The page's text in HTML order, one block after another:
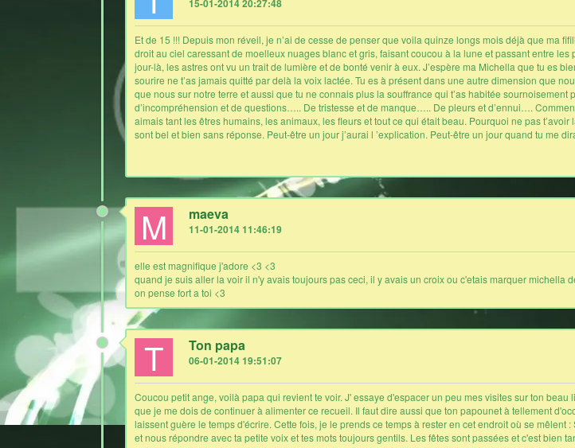
15-01-2014 20:27:48
Et de 15 !!! Depuis mon réveil, je n’ai de cesse de penser que voila quinze longs mois déjà que ma
droit au ciel caressant de moelleux nuages blanc et gris, faisant coucou à la lune et passant entre
jour-là, les astres ont vu un trait de lumière et de bonté venir à eux. J’espère ma Michella que tu es
sourire ne t’as jamais quitté par delà la voix lactée. Tu es à présent dans une autre dimension que
que nous sur notre terre et aussi que tu ne connais plus la souffrance qui t’as habitée
d’incompréhension et de questions….. De tristesse et de manque….. De pleurs et d’ennui….
aimais tant les êtres humains, les animaux, les fleurs et tout ce qui était beau. Pourquoi ne pas
sont bel et bien sans réponse. Peut-être un jour j’aurai l ’explication. Peut-être un jour quand tu me
M maeva
11-01-2014 11:46:19
elle est magnifique j'adore <3 <3
quand je suis aller la voir il n'y avais toujours pas ceci, il y avais un croix ou c'etais marquer michella
on pense fort a toi <3
T Ton papa
06-01-2014 19:51:07
Coucou petit ange, voilà papa qui revient te voir. J' essaye d'espacer un peu mes visites sur ton
que je me dois de continuer à alimenter ce recueil. Il faut dire aussi que ton papounet à tellement
laissent guère le temps d'écrire. Cette fois, je le prends ce temps à rester en cet endroit où se
et nous répondre avec ta petite voix et tes mots toujours gentils. Les fêtes sont passées et c'est bien